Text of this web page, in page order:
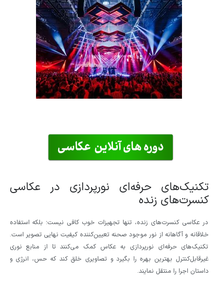
تکنیک‌های حرفه‌ای نورپردازی در عکاسی
کنسرت‌های زنده
در عکاسی کنسرت‌های زنده، تنها تجهیزات خوب کافی نیست؛ بلکه استفاده
خلاقانه و آگاهانه از نور موجود صحنه تعیین‌کننده کیفیت نهایی تصویر است.
تکنیک‌های حرفه‌ای نورپردازی به عکاس کمک می‌کنند تا از منابع نوری
غیرقابل‌کنترل بهترین بهره را بگیرد و تصاویری خلق کند که حس، انرژی و
داستان اجرا را منتقل نمایند.